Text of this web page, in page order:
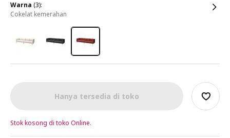
warna (3):
cokelat kemerahan
Hanya tersedia di toko
Stok kosong di toko Online.